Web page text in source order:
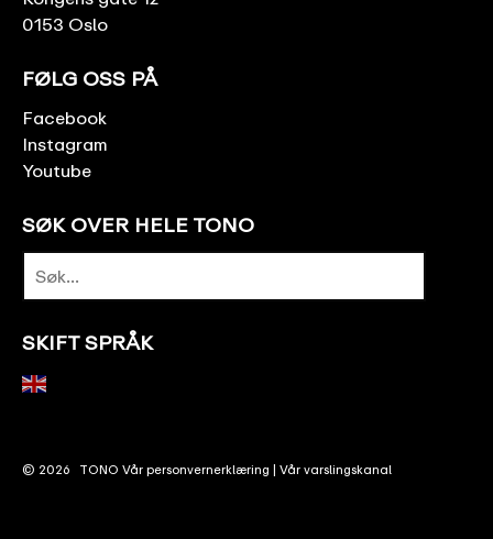
0153 Oslo
FØLG OSS PÅ
Facebook
Instagram
Youtube
SØK OVER HELE TONO
SKIFT SPRÅK
© 2026 TONO Vår personvernerklæring | Vår varslingskanal